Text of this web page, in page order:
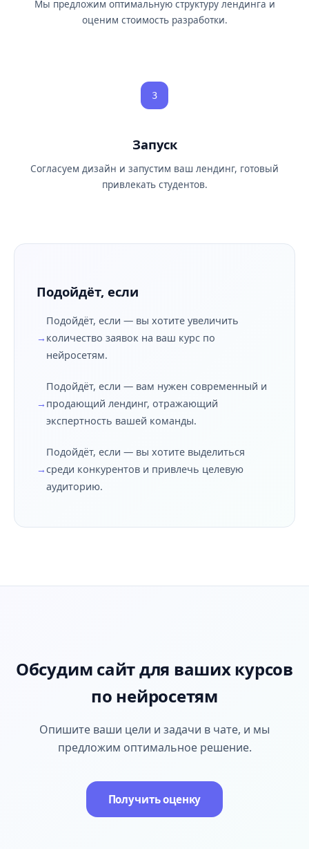
Мы предложим оптимальную структуру лендинга и
оценим стоимость разработки.
3
Запуск
Согласуем дизайн и запустим ваш лендинг, готовый
привлекать студентов.
Подойдёт, если
Подойдёт, если — вы хотите увеличить
количество заявок на ваш курс по
нейросетям.
Подойдёт, если — вам нужен современный и
продающий лендинг, отражающий
экспертность вашей команды.
Подойдёт, если — вы хотите выделиться
среди конкурентов и привлечь целевую
аудиторию.
Обсудим сайт для ваших курсов
по нейросетям
Опишите ваши цели и задачи в чате, и мы
предложим оптимальное решение.
Получить оценку